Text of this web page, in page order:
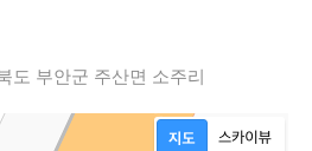
도 부안군 주산면 소주리